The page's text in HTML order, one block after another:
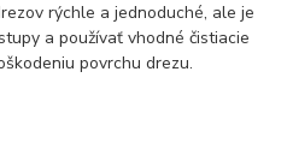
rýchle a jednoduché, ale je
a používať vhodné čistiacie
povrchu drezu.